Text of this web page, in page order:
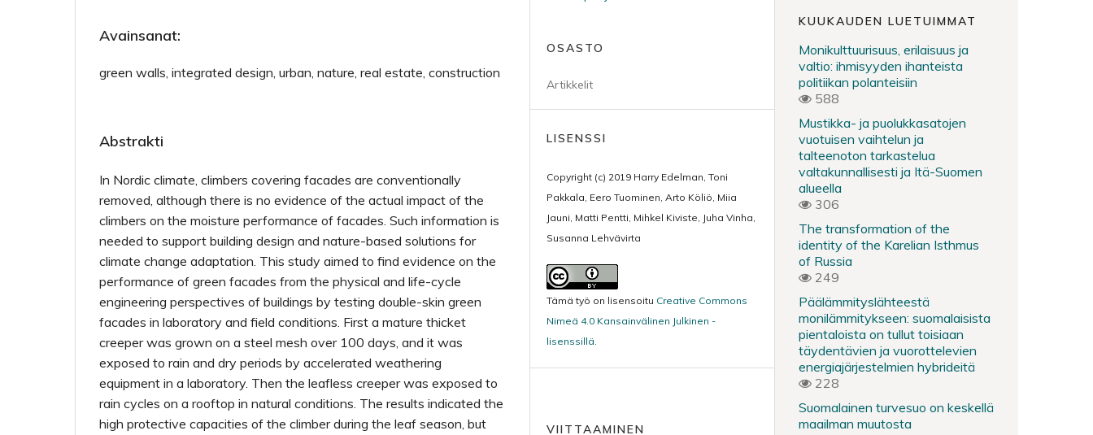
Avainsanat:
green walls, integrated design, urban, nature, real estate, construction
Abstrakti
In Nordic climate, climbers covering facades are conventionally
removed, although there is no evidence of the actual impact of the
climbers on the moisture performance of facades. Such information is
needed to support building design and nature-based solutions for
climate change adaptation. This study aimed to find evidence on the
performance of green facades from the physical and life-cycle
engineering perspectives of buildings by testing double-skin green
facades in laboratory and field conditions. First a mature thicket
creeper was grown on a steel mesh over 100 days, and it was
exposed to rain and dry periods by accelerated weathering
equipment in a laboratory. Then the leafless creeper was exposed to
rain cycles on a rooftop in natural conditions. The results indicated the
high protective capacities of the climber during the leaf season, but
OSASTO
Artikkelit
LISENSSI
Copyright (c) 2019 Harry Edelman, Toni
Pakkala, Eero Tuominen, Arto Köliö, Miia
Jauni, Matti Pentti, Mihkel Kiviste, Juha Vinha,
Susanna Lehvävirta
Tämä työ on lisensoitu Creative Commons
Nimeä 4.0 Kansainvälinen Julkinen -
lisenssillä.
VIITTAAMINEN
KUUKAUDEN LUETUIMMAT
Monikulttuurisuus, erilaisuus ja
valtio: ihmisyyden ihanteista
politiikan polanteisiin
588
Mustikka- ja puolukkasatojen
vuotuisen vaihtelun ja
talteenoton tarkastelua
valtakunnallisesti ja Itä-Suomen
alueella
306
The transformation of the
identity of the Karelian Isthmus
of Russia
249
Päälämmityslähteestä
monilämmitykseen: suomalaisista
pientaloista on tullut toisiaan
täydentävien ja vuorottelevien
energiajärjestelmien hybrideitä
228
Suomalainen turvesuo on keskellä
maailman muutosta